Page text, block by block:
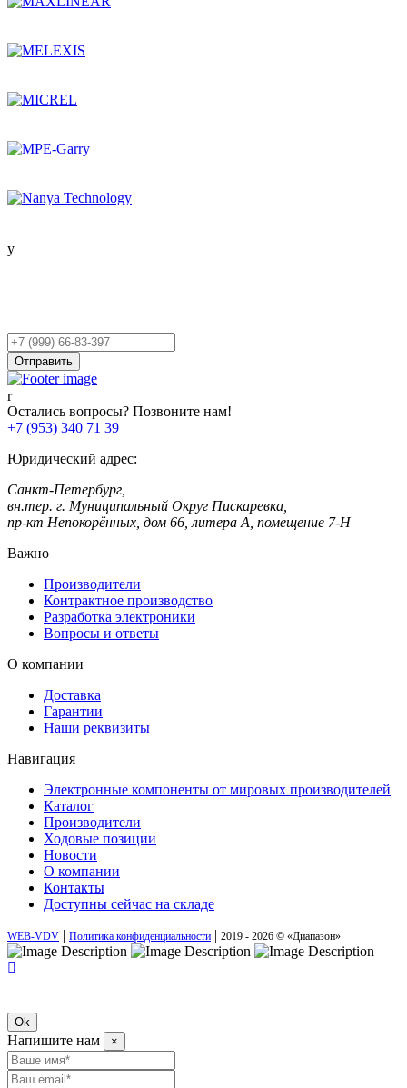
Ваш
телефон
Отправить
Остались вопросы? Позвоните нам!
+7 (953) 340 71 39
Юридический адрес:
Санкт-Петербург,
вн.тер. г. Муниципальный Округ Пискаревка,
пр-кт Непокорённых, дом 66, литера А, помещение 7-Н
Важно
Производители
Контрактное производство
Разработка электроники
Вопросы и ответы
О компании
Доставка
Гарантии
Наши реквизиты
Навигация
Электронные компоненты от мировых производителей
Каталог
Производители
Ходовые позиции
Новости
О компании
Контакты
Доступны сейчас на складе
WEB-VDV | Политика конфиденциальности | 2019 - 2026 © «Диапазон»
Ok
Напишите нам ×